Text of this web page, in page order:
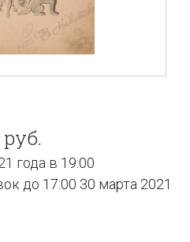
года в 19:00
до 17:00 30 марта 2021